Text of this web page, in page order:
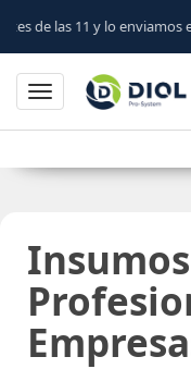
enviamos en el día (Salta)
Toggle navigation